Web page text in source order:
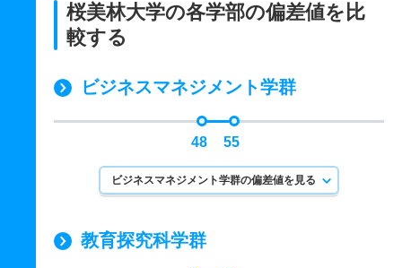
桜美林大学の各学部の偏差値を比
較する
ビジネスマネジメント学群
48 55
ビジネスマネジメント学群の偏差値を見る
教育探究科学群